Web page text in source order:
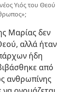
Υιός του Θεού
Μαρίας δεν
αλλά ήταν
ήδη
από
ανθρωπίνης